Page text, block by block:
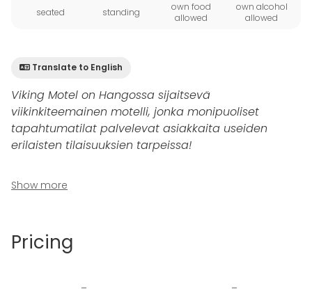
seated standing
own food
allowed
own alcohol
allowed
Translate to English
Viking Motel on Hangossa sijaitsevä
viikinkiteemainen motelli, jonka monipuoliset
tapahtumatilat palvelevat asiakkaita useiden
erilaisten tilaisuuksien tarpeissa!
Motellin alueen suuressa pihassa järjestät
unohtumattomat tapahtumat aina konserteista ja
katettu terassibaari yli 200 hengelle. Koko alueelle
Show more
Pricing
- -